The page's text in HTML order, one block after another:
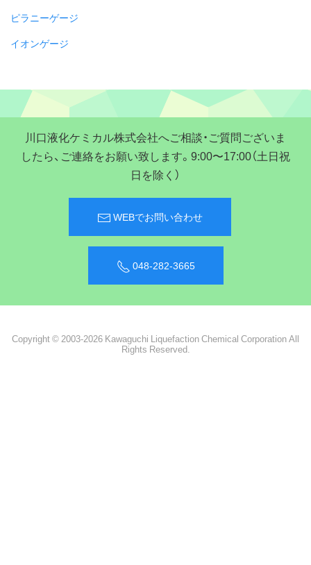
ピラニーゲージ
イオンゲージ
川口液化ケミカル株式会社へご相談・ご質問ございま
したら、ご連絡をお願い致します。9:00〜17:00（土日祝
日を除く）
WEBでお問い合わせ
048-282-3665
Copyright © 2003-2026 Kawaguchi Liquefaction Chemical Corporation All
Rights Reserved.